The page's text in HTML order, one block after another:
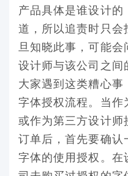
产品具体是谁设计
道，所以追责时只
旦知晓此事，可能
设计师与该公司之
大家遇到这类糟心
字体授权流程。当作
或作为第三方设计
订单后，首先要确
字体的使用授权。